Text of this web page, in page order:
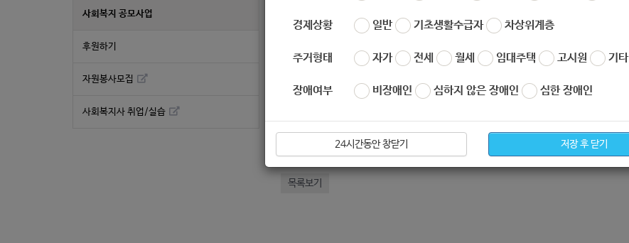
경제상황 일반 기초생활수급자 차상위계층
주거형태 자가 전세 월세 임대주택 고시원 기타
장애여부 비장애인 심하지 않은 장애인 심한 장애인
24시간동안 창닫기 저장 후 닫기
사회복지 공모사업
후원하기
자원봉사모집
사회복지사 취업/실습
좋아요0 싫어요 0
공모전_지원서류.hwp
« [열매나눔재단] 2020년 사회적기업 시설운영비 지원사업 공고 (-11.02)
목록보기